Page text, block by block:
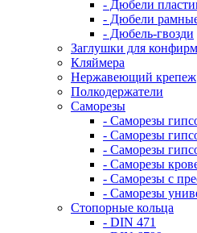
- Дюбели
- Дюбели
- Дюбель-гвозди
Заглушки для
Кляймера
Нержавеющий крепеж
Полкодержатели
Саморезы
- Саморезы
- Саморезы
- Саморезы
- Саморезы
- Саморезы с
- Саморезы
Стопорные кольца
- DIN 471